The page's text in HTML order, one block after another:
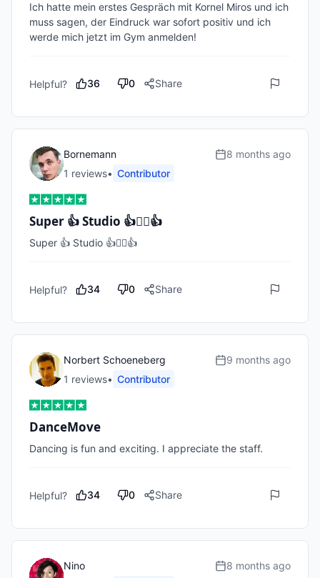
Ich hatte mein erstes Gespräch mit Kornel Miros und ich
muss sagen, der Eindruck war sofort positiv und ich
werde mich jetzt im Gym anmelden!
Helpful? 36 0 Share
Bornemann
1 reviews• Contributor
8 months ago
Super 👍 Studio 👍🏋️‍♀️👍
Super 👍 Studio 👍🏋️‍♀️👍
Helpful? 34 0 Share
Norbert Schoeneberg
1 reviews• Contributor
9 months ago
DanceMove
Dancing is fun and exciting. I appreciate the staff.
Helpful? 34 0 Share
Nino
8 months ago